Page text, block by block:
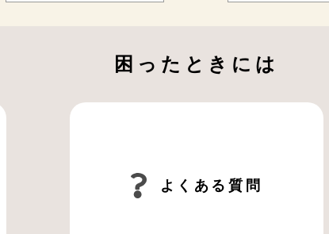
困ったときには
よくある質問